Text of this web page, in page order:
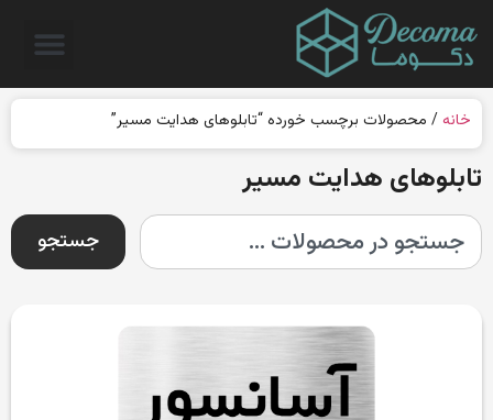
خانه / محصولات برچسب خورده “تابلوهای هدایت مسیر”
تابلوهای هدایت مسیر
جستجو